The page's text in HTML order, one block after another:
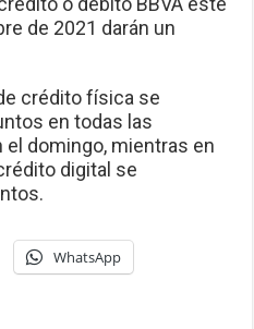
de 2021 darán un
crédito física se
en todas las
domingo, mientras en
digital se
WhatsApp